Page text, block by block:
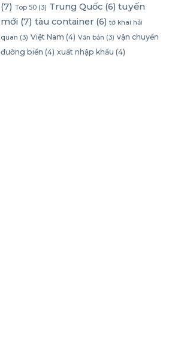
(7) Top 50 (3) Trung Quốc (6) tuyến
mới (7) tàu container (6) tờ khai hải
quan (3) Việt Nam (4) Văn bản (3) vận chuyển
đường biển (4) xuất nhập khẩu (4)